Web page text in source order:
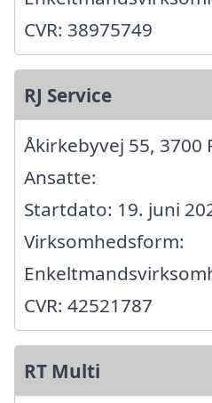
CVR: 38975749
RJ Service
Åkirkebyvej 55, 3700
Ansatte:
Startdato: 19. juni
Virksomhedsform:
CVR: 42521787
RT Multi